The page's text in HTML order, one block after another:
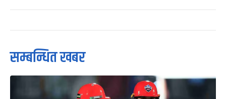
सम्बन्धित खबर